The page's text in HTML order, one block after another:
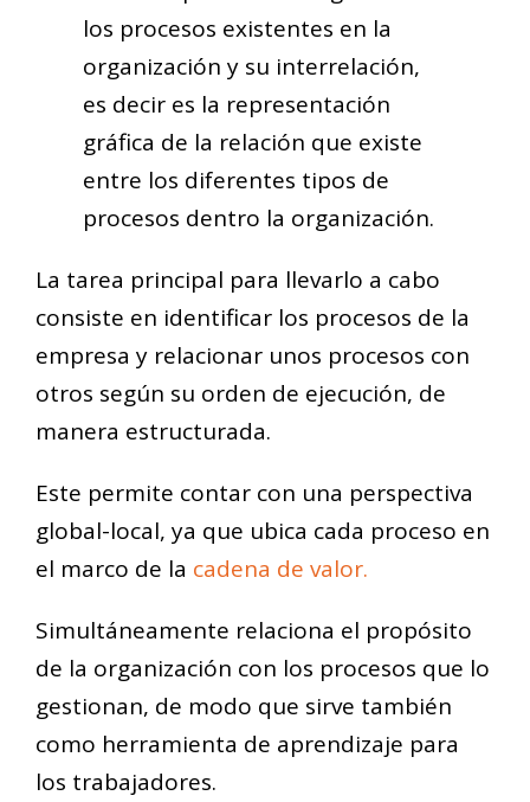
los procesos existentes en la
organización y su interrelación,
es decir es la representación
gráfica de la relación que existe
entre los diferentes tipos de
procesos dentro la organización.
La tarea principal para llevarlo a cabo
consiste en identificar los procesos de la
empresa y relacionar unos procesos con
otros según su orden de ejecución, de
manera estructurada.
Este permite contar con una perspectiva
global-local, ya que ubica cada proceso en
el marco de la cadena de valor.
Simultáneamente relaciona el propósito
de la organización con los procesos que lo
gestionan, de modo que sirve también
como herramienta de aprendizaje para
los trabajadores.